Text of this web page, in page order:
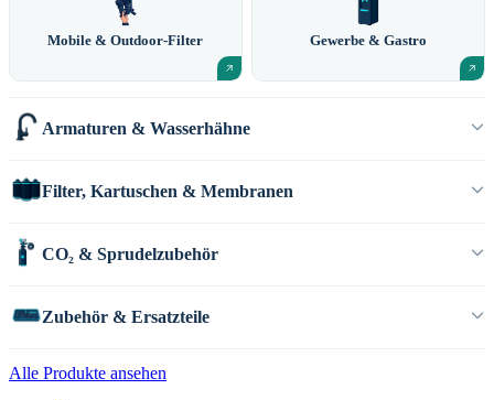
Mobile & Outdoor-Filter Gewerbe & Gastro
Armaturen & Wasserhähne
Filter, Kartuschen & Membranen
CO₂ & Sprudelzubehör
Zubehör & Ersatzteile
Alle Produkte ansehen